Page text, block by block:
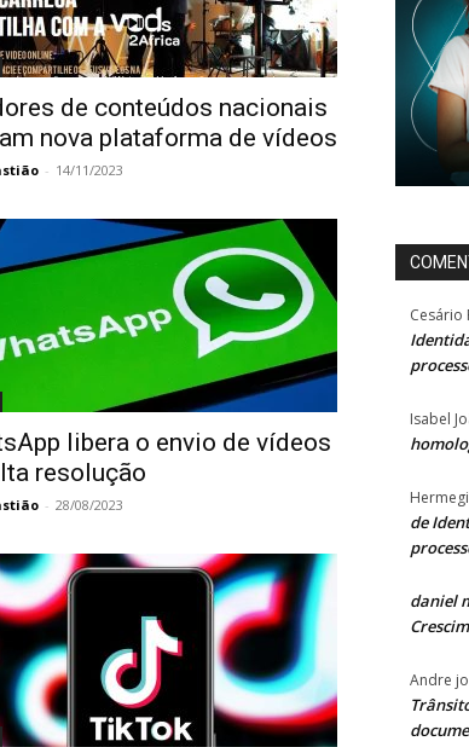
de conteúdos nacionais
nova plataforma de vídeos
- 14/11/2023
libera o envio de vídeos
resolução
- 28/08/2023
Cesário
Isabel
de
daniel
Andre